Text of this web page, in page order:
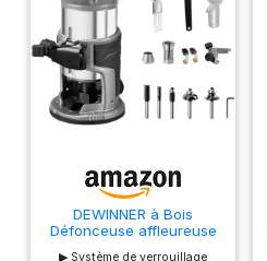
DEWINNER à Bois
Défonceuse affleureuse
▶ Système de verrouillage